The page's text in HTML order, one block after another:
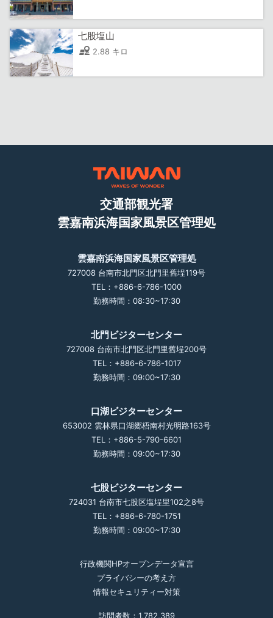
七股塩山
2.88 キロ
交通部観光署
雲嘉南浜海国家風景区管理処
雲嘉南浜海国家風景区管理処
727008 台南市北門区北門里舊埕119号
TEL：+886-6-786-1000
勤務時間：08:30~17:30
北門ビジターセンター
727008 台南市北門区北門里舊埕200号
TEL：+886-6-786-1017
勤務時間：09:00~17:30
口湖ビジターセンター
653002 雲林県口湖郷梧南村光明路163号
TEL：+886-5-790-6601
勤務時間：09:00~17:30
七股ビジターセンター
724031 台南市七股区塩埕里102之8号
TEL：+886-6-780-1751
勤務時間：09:00~17:30
行政機関HPオープンデータ宣言
プライバシーの考え方
情報セキュリティー対策
訪問者数：1,782,389